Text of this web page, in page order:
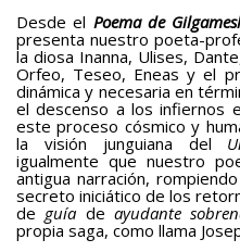
Desde el Poema de
presenta nuestro poeta-
la diosa Inanna, Ulises,
Orfeo, Teseo, Eneas y el
dinámica y necesaria en
el descenso a los infiernos
este proceso cósmico y
la visión junguiana del
igualmente que nuestro
antigua narración,
secreto iniciático de los
de guía de ayudante
propia saga, como llama